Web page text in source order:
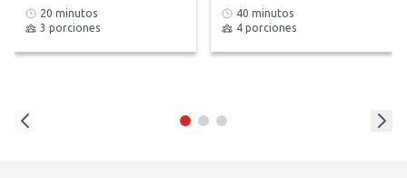
20 minutos
3 porciones
40 minutos
4 porciones